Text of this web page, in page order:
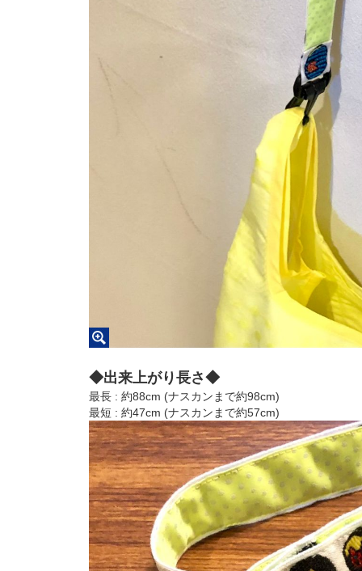
◆出来上がり長さ◆
最長 : 約88cm (ナスカンまで約98cm)
最短 : 約47cm (ナスカンまで約57cm)